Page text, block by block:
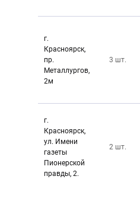
г.
Красноярск,
пр.
Металлургов,
2м
3 шт.
г.
Красноярск,
ул. Имени
газеты
Пионерской
правды, 2.
2 шт.